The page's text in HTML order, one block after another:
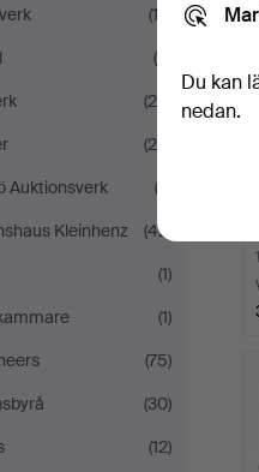
(13)
(5)
(28)
(28)
Auktionsverk
(2)
Kleinhenz
(42)
(1)
(1)
(75)
(30)
(12)
Du kan
nedan.